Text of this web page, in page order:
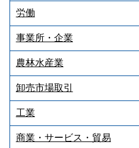
労働
事業所・企業
農林水産業
卸売市場取引
工業
商業・サービス・貿易